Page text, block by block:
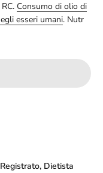
Consumo di olio di
esseri umani. Nutr
Dietista